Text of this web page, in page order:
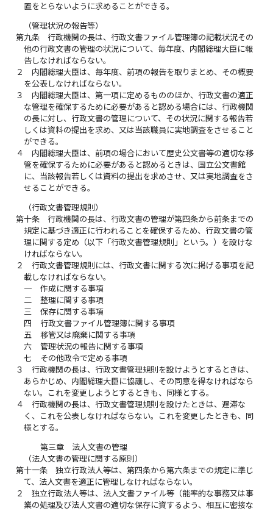
置をとらないように求めることができる。
（管理状況の報告等）
第九条
行政機関の長は、行政文書ファイル管理簿の記載状況その
他の行政文書の管理の状況について、毎年度、内閣総理大臣に報
告しなければならない。
２
内閣総理大臣は、毎年度、前項の報告を取りまとめ、その概要
を公表しなければならない。
３
内閣総理大臣は、第一項に定めるもののほか、行政文書の適正
な管理を確保するために必要があると認める場合には、行政機関
の長に対し、行政文書の管理について、その状況に関する報告若
しくは資料の提出を求め、又は当該職員に実地調査をさせること
ができる。
４
内閣総理大臣は、前項の場合において歴史公文書等の適切な移
管を確保するために必要があると認めるときは、国立公文書館
に、当該報告若しくは資料の提出を求めさせ、又は実地調査をさ
せることができる。
（行政文書管理規則）
第十条
行政機関の長は、行政文書の管理が第四条から前条までの
規定に基づき適正に行われることを確保するため、行政文書の管
理に関する定め（以下「行政文書管理規則」という。）を設けな
ければならない。
２
行政文書管理規則には、行政文書に関する次に掲げる事項を記
載しなければならない。
一
作成に関する事項
二
整理に関する事項
三
保存に関する事項
四
行政文書ファイル管理簿に関する事項
五
移管又は廃棄に関する事項
六
管理状況の報告に関する事項
七
その他政令で定める事項
３
行政機関の長は、行政文書管理規則を設けようとするときは、
あらかじめ、内閣総理大臣に協議し、その同意を得なければなら
ない。これを変更しようとするときも、同様とする。
４
行政機関の長は、行政文書管理規則を設けたときは、遅滞な
く、これを公表しなければならない。これを変更したときも、同
様とする。
第三章 法人文書の管理
（法人文書の管理に関する原則）
第十一条
独立行政法人等は、第四条から第六条までの規定に準じ
て、法人文書を適正に管理しなければならない。
２
独立行政法人等は、法人文書ファイル等（能率的な事務又は事
業の処理及び法人文書の適切な保存に資するよう、相互に密接な